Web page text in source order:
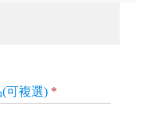
可複選) *